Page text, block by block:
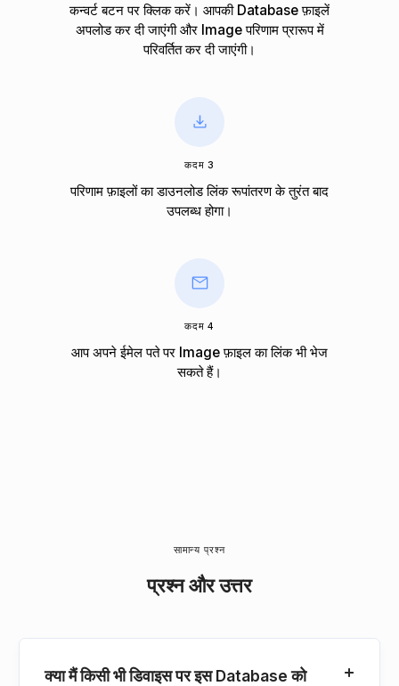
कन्वर्ट बटन पर क्लिक करें। आपकी Database फ़ाइलें
अपलोड कर दी जाएंगी और Image परिणाम प्रारूप में
परिवर्तित कर दी जाएंगी।
कदम 3
परिणाम फ़ाइलों का डाउनलोड लिंक रूपांतरण के तुरंत बाद
उपलब्ध होगा।
कदम 4
आप अपने ईमेल पते पर Image फ़ाइल का लिंक भी भेज
सकते हैं।
सामान्य प्रश्न
प्रश्न और उत्तर
क्या मैं किसी भी डिवाइस पर इस Database को